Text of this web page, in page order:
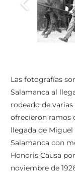
Las fotografías
Salamanca al
rodeado de
ofrecieron ramos
llegada de Miguel
Salamanca con
Honoris Causa
noviembre de